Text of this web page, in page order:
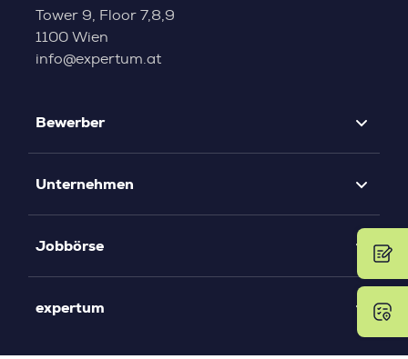
Tower 9, Floor 7,8,9
1100 Wien
info@expertum.at
Bewerber
Unternehmen
Jobbörse
expertum